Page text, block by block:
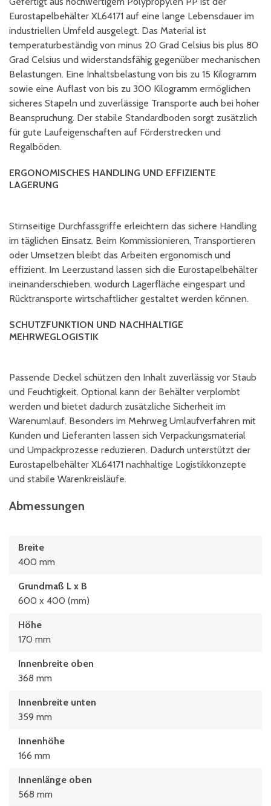
Eurostapelbehälter XL64171 auf eine lange Lebensdauer im
industriellen Umfeld ausgelegt. Das Material ist
temperaturbeständig von minus 20 Grad Celsius bis plus 80
Grad Celsius und widerstandsfähig gegenüber mechanischen
Belastungen. Eine Inhaltsbelastung von bis zu 15 Kilogramm
sowie eine Auflast von bis zu 300 Kilogramm ermöglichen
sicheres Stapeln und zuverlässige Transporte auch bei hoher
Beanspruchung. Der stabile Standardboden sorgt zusätzlich
für gute Laufeigenschaften auf Förderstrecken und
Regalböden.
ERGONOMISCHES HANDLING UND EFFIZIENTE
LAGERUNG
Stirnseitige Durchfassgriffe erleichtern das sichere Handling
im täglichen Einsatz. Beim Kommissionieren, Transportieren
oder Umsetzen bleibt das Arbeiten ergonomisch und
effizient. Im Leerzustand lassen sich die Eurostapelbehälter
ineinanderschieben, wodurch Lagerfläche eingespart und
Rücktransporte wirtschaftlicher gestaltet werden können.
SCHUTZFUNKTION UND NACHHALTIGE
MEHRWEGLOGISTIK
Passende Deckel schützen den Inhalt zuverlässig vor Staub
und Feuchtigkeit. Optional kann der Behälter verplombt
werden und bietet dadurch zusätzliche Sicherheit im
Warenumlauf. Besonders im Mehrweg Umlaufverfahren mit
Kunden und Lieferanten lassen sich Verpackungsmaterial
und Umpackprozesse reduzieren. Dadurch unterstützt der
Eurostapelbehälter XL64171 nachhaltige Logistikkonzepte
und stabile Warenkreisläufe.
Abmessungen
Breite
400 mm
Grundmaß L x B
600 x 400 (mm)
Höhe
170 mm
Innenbreite oben
368 mm
Innenbreite unten
359 mm
Innenhöhe
166 mm
Innenlänge oben
568 mm